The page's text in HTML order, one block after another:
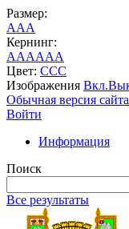
Размер:
AAA
Кернинг:
AAAAAA
Цвет: CCC
Изображения Вкл.
Обычная версия сайта
Войти
Информация
Поиск
Все результаты